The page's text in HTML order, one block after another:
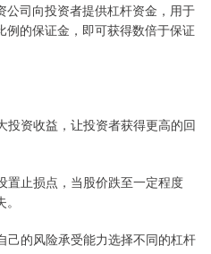
公司向投资者提供杠杆资金，用于
的保证金，即可获得数倍于保证
投资收益，让投资者获得更高的回
置止损点，当股价跌至一定程度
己的风险承受能力选择不同的杠杆